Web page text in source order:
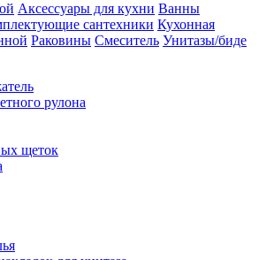
Аксессуары для кухни Ванны
сантехники Кухонная
Раковины Смеситель Унитазы/биде
рулона
щеток